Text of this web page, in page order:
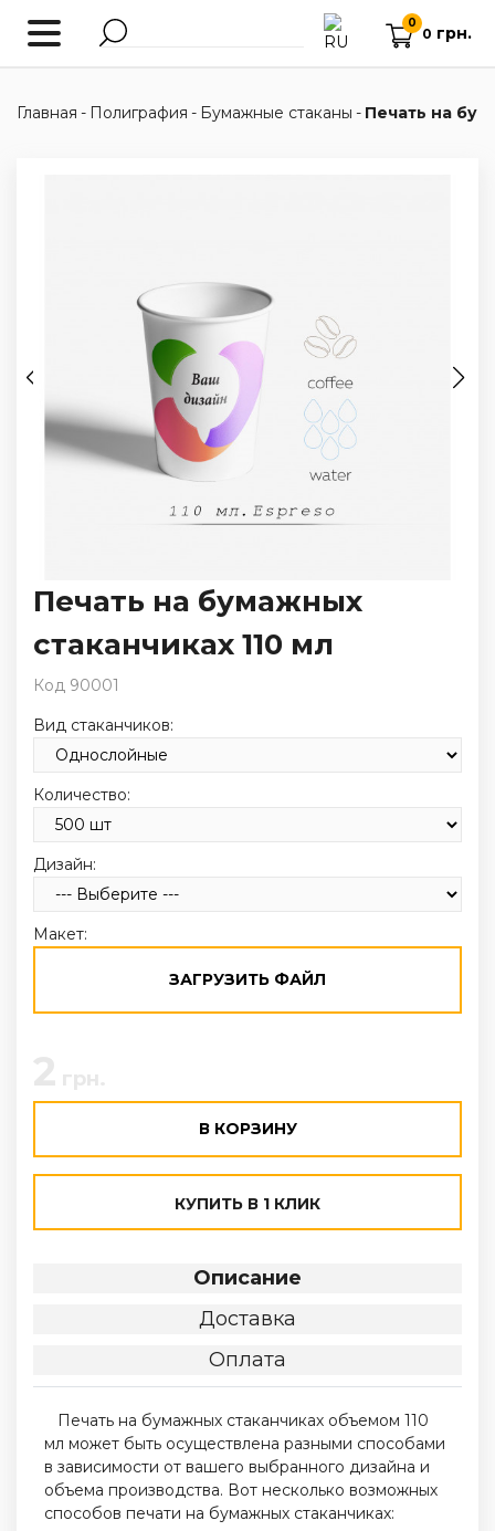
0
0 грн.
Главная - Полиграфия - Бумажные стаканы - Печать на
Печать на бумажных
стаканчиках 110 мл
Код 90001
Вид стаканчиков:
Количество:
Дизайн:
Макет:
ЗАГРУЗИТЬ ФАЙЛ
В КОРЗИНУ
КУПИТЬ В 1 КЛИК
Описание
Доставка
Оплата
Печать на бумажных стаканчиках объемом 110
мл может быть осуществлена ​​разными способами
в зависимости от вашего выбранного дизайна и
объема производства. Вот несколько возможных
способов печати на бумажных стаканчиках: